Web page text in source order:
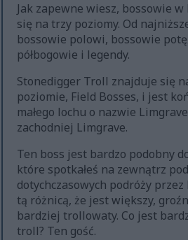
Jak zapewne wiesz, bossowie
się na trzy poziomy. Od
bossowie polowi, bossowie
półbogowie i legendy.
Stonedigger Troll znajduje się
poziomie, Field Bosses, i jest
małego lochu o nazwie
zachodniej Limgrave.
Ten boss jest bardzo podobny
które spotkałeś na zewnątrz
dotychczasowych podróży przez
tą różnicą, że jest większy,
bardziej trollowaty. Co jest
troll? Ten gość.